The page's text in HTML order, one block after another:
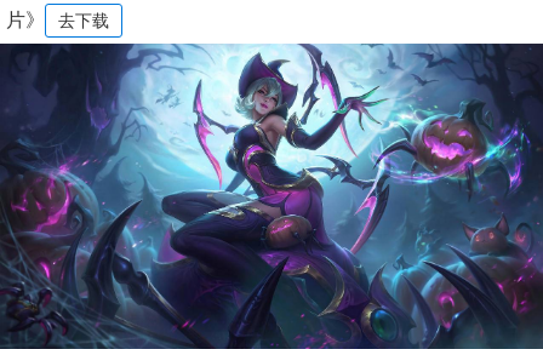
片》
去下载